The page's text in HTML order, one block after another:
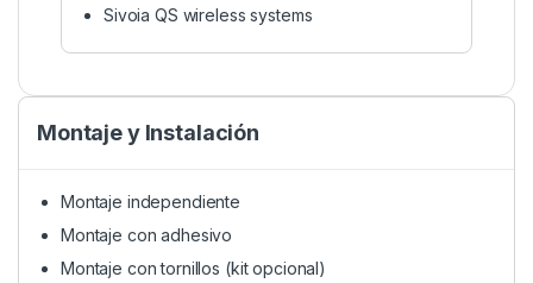
Sivoia QS wireless systems
Montaje y Instalación
Montaje independiente
Montaje con adhesivo
Montaje con tornillos (kit opcional)